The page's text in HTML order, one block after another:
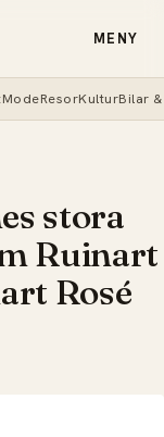
MENY
ModeResorKulturBilar
stora
Ruinart
Rosé